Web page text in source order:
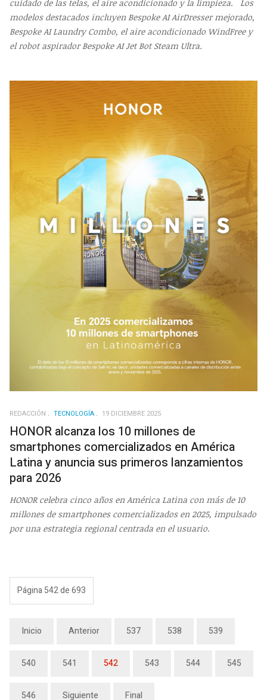
cuidado de las telas, el aire acondicionado y la limpieza. Los
modelos destacados incluyen Bespoke AI AirDresser mejorado,
Bespoke AI Laundry Combo, el aire acondicionado WindFree y
el robot aspirador Bespoke AI Jet Bot Steam Ultra.
REDACCIÓN TECNOLOGÍA 19 DICIEMBRE 2025
HONOR alcanza los 10 millones de
smartphones comercializados en América
Latina y anuncia sus primeros lanzamientos
para 2026
HONOR celebra cinco años en América Latina con más de 10
millones de smartphones comercializados en 2025, impulsado
por una estrategia regional centrada en el usuario.
Página 542 de 693
Inicio Anterior 537 538 539
540 541 542 543 544 545
546 Siguiente Final